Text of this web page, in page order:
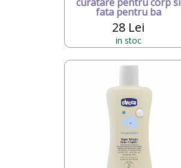
fata pentru ba
28 Lei
in stoc